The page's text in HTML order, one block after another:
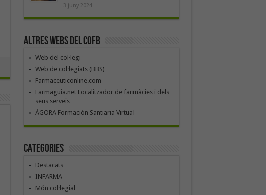
3 juny 2024
Altres webs del COFB
Web del col·legi
Web de col·legiats (BBS)
Farmaceuticonline.com
Farmaguia.net Localitzador de farmàcies i dels
seus serveis
ÁGORA Formación Santiaria Virtual
Categories
Destacats
INFARMA
Món col·legial